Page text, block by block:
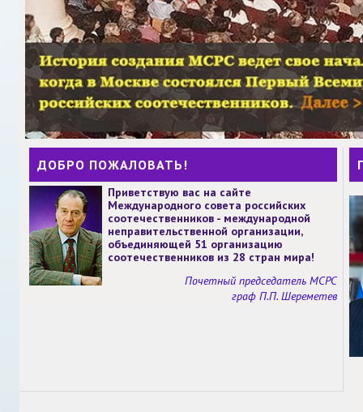
ДОБРО ПОЖАЛОВАТЬ!
Приветствую вас на сайте
Международного совета российских
соотечественников - международной
неправительственной организации,
объединяющей 51 организацию
соотечественников из 28 стран мира!
Почетный председатель МСРС
граф П.П. Шереметев